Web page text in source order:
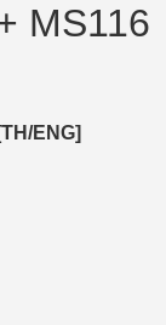
MS116
ENG]